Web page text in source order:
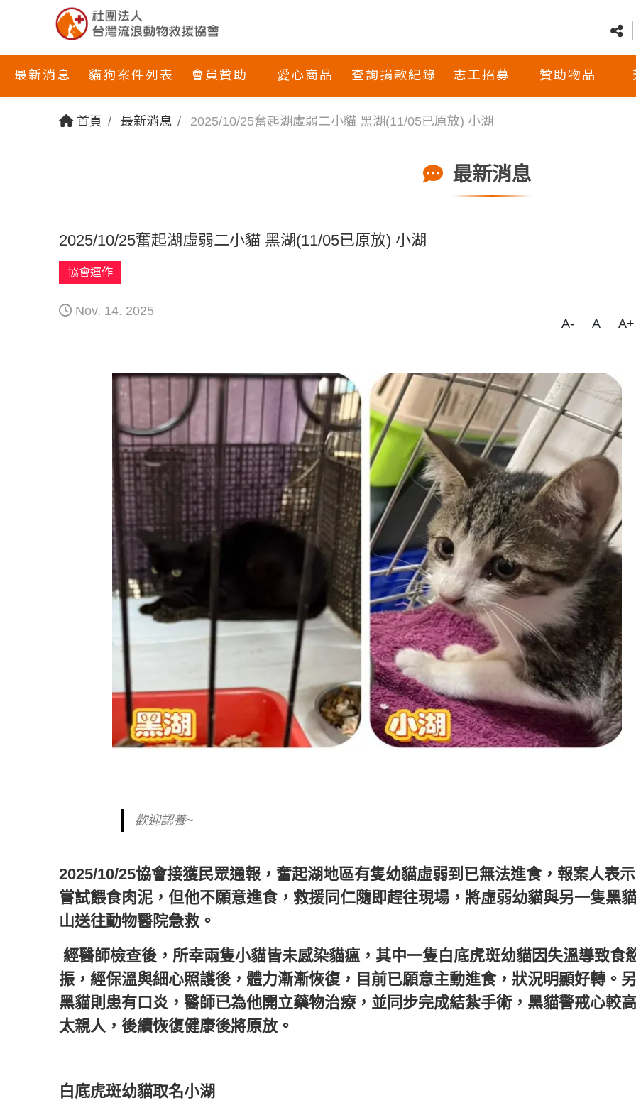
最新消息 貓狗案件列表 會員贊助 愛心商品 查詢捐款紀錄 志工招募 贊助物品
首頁 最新消息 2025/10/25奮起湖虛弱二小貓 黑湖(11/05已原放) 小湖
最新消息
2025/10/25奮起湖虛弱二小貓 黑湖(11/05已原放) 小湖
協會運作
Nov. 14. 2025
A-
A A+
歡迎認養~
2025/10/25協會接獲民眾通報，奮起湖地區有隻幼貓虛弱到已無法進食，報案人表
嘗試餵食肉泥，但他不願意進食，救援同仁隨即趕往現場，將虛弱幼貓與另一隻黑
山送往動物醫院急救。
經醫師檢查後，所幸兩隻小貓皆未感染貓瘟，其中一隻白底虎斑幼貓因失溫導致食
振，經保溫與細心照護後，體力漸漸恢復，目前已願意主動進食，狀況明顯好轉。
黑貓則患有口炎，醫師已為他開立藥物治療，並同步完成結紮手術，黑貓警戒心較
太親人，後續恢復健康後將原放。
白底虎斑幼貓取名小湖